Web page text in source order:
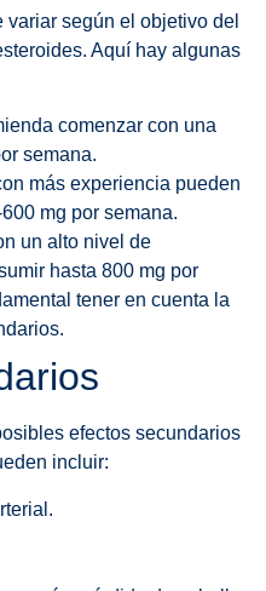
según el objetivo del
Aquí hay algunas
comenzar con una
semana.
más experiencia pueden
mg por semana.
un alto nivel de
hasta 800 mg por
tener en cuenta la
efectos secundarios
incluir: